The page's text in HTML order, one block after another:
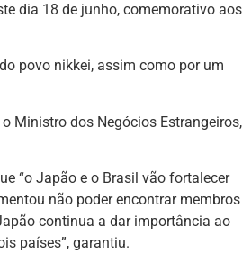
dia 18 de junho, comemorativo aos
povo nikkei, assim como por um
o Ministro dos Negócios Estrangeiros,
“o Japão e o Brasil vão fortalecer
não poder encontrar membros
continua a dar importância ao
países”, garantiu.